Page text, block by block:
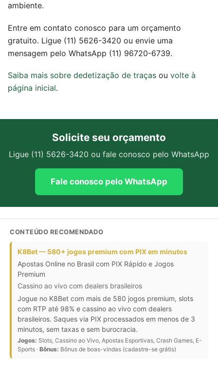
ambiente.
Entre em contato conosco para um orçamento
gratuito. Ligue (11) 5626-3420 ou envie uma
mensagem pelo WhatsApp (11) 96720-6739.
Saiba mais sobre dedetização de traças ou volte à
página inicial.
Solicite seu orçamento
Ligue (11) 5626-3420 ou fale conosco pelo WhatsApp
Fale conosco pelo WhatsApp
CONTEÚDO RECOMENDADO
K8Bet — 580+ jogos premium com PIX em minutos
Apostas Online no Brasil com PIX Rápido e Jogos
Premium
Cassino ao vivo com dealers brasileiros
Jogue no K8Bet com mais de 580 jogos premium, slots
com RTP até 98% e cassino ao vivo com dealers
brasileiros. Saques via PIX processados em menos de 3
minutos, sem taxas e sem burocracia.
Jogos: Slots, Cassino ao Vivo, Apostas Esportivas, Crash Games, E-
Sports · Bônus: Bônus de boas-vindas (cadastre-se grátis)